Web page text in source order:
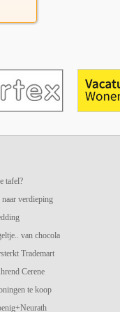
tafel?
verdieping
van chocola
Trademart
Cerene
te koop